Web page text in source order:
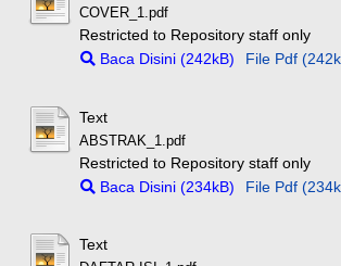
COVER_1.pdf
Restricted to Repository staff only
Baca Disini (242kB)
File Pdf
Text
ABSTRAK_1.pdf
Restricted to Repository staff only
Baca Disini (234kB)
File Pdf
Text